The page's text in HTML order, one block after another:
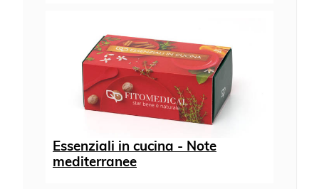
Essenziali in cucina - Note
mediterranee